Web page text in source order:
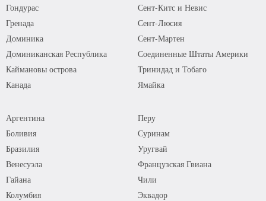
Гондурас
Гренада
Доминика
Доминиканская Республика
Каймановы острова
Канада
Сент-Китс и Невис
Сент-Люсия
Сент-Мартен
Соединенные Штаты Америки
Тринидад и Тобаго
Ямайка
Аргентина
Боливия
Бразилия
Венесуэла
Гайана
Колумбия
Перу
Суринам
Уругвай
Французская Гвиана
Чили
Эквадор